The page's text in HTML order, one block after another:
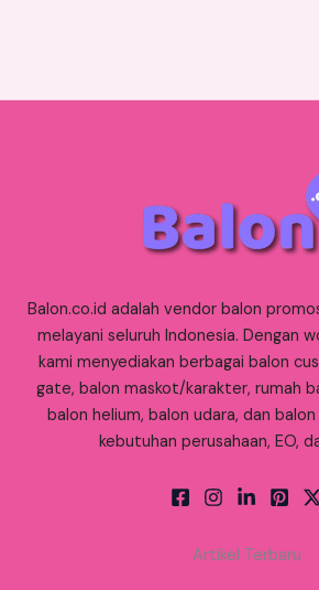
Balon.co.id adalah vendor balon
melayani seluruh Indonesia. Dengan
kami menyediakan berbagai balon
gate, balon maskot/karakter, rumah
balon helium, balon udara, dan
kebutuhan perusahaan, EO,
Artikel Terbaru